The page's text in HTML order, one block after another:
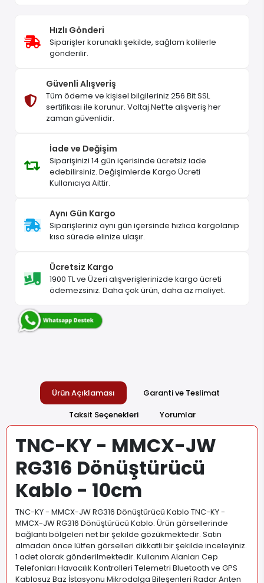
Hızlı Gönderi
Siparişler korunaklı şekilde, sağlam kolilerle
gönderilir.
Güvenli Alışveriş
Tüm ödeme ve kişisel bilgileriniz 256 Bit SSL
sertifikası ile korunur. Voltaj.Net’te alışveriş her
zaman güvenlidir.
İade ve Değişim
Siparişinizi 14 gün içerisinde ücretsiz iade
edebilirsiniz. Değişimlerde Kargo Ücreti
Kullanıcıya Aittir.
Aynı Gün Kargo
Siparişleriniz aynı gün içersinde hızlıca kargolanıp
kısa sürede elinize ulaşır.
Ücretsiz Kargo
1900 TL ve Üzeri alışverişlerinizde kargo ücreti
ödemezsiniz. Daha çok ürün, daha az maliyet.
Ürün Açıklaması
Garanti ve Teslimat
Taksit Seçenekleri
Yorumlar
TNC-KY - MMCX-JW
RG316 Dönüştürücü
Kablo - 10cm
TNC-KY - MMCX-JW RG316 Dönüştürücü Kablo TNC-KY -
MMCX-JW RG316 Dönüştürücü Kablo. Ürün görsellerinde
bağlantı bölgeleri net bir şekilde gözükmektedir. Satın
almadan önce lütfen görselleri dikkatli bir şekilde inceleyiniz.
1 adet olarak gönderilmektedir. Kullanım Alanları Cep
Telefonları Havacılık Kontrolleri Telemetri Bluetooth ve GPS
Kablosuz Baz İstasyonu Mikrodalga Bileşenleri Radar Anten